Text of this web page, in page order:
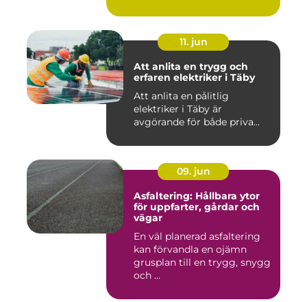
11. jun
Att anlita en trygg och
erfaren elektriker i Täby
Att anlita en pålitlig
elektriker i Täby är
avgörande för både priva...
09. jun
Asfaltering: Hållbara ytor
för uppfarter, gårdar och
vägar
En väl planerad asfaltering
kan förvandla en ojämn
grusplan till en trygg, snygg
och ...